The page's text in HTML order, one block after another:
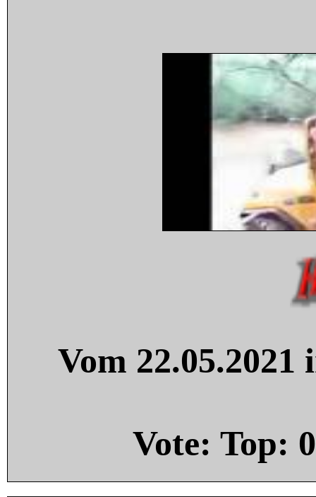
Vom
Vote: Top: 0